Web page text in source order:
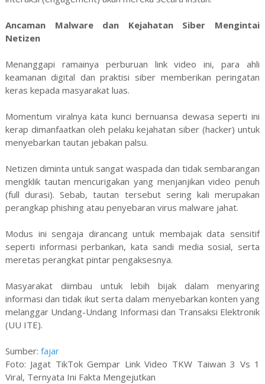
Ancaman Malware dan Kejahatan Siber Mengintai
Netizen
Menanggapi ramainya perburuan link video ini, para ahli
keamanan digital dan praktisi siber memberikan peringatan
keras kepada masyarakat luas.
Momentum viralnya kata kunci bernuansa dewasa seperti ini
kerap dimanfaatkan oleh pelaku kejahatan siber (hacker) untuk
menyebarkan tautan jebakan palsu.
Netizen diminta untuk sangat waspada dan tidak sembarangan
mengklik tautan mencurigakan yang menjanjikan video penuh
(full durasi). Sebab, tautan tersebut sering kali merupakan
perangkap phishing atau penyebaran virus malware jahat.
Modus ini sengaja dirancang untuk membajak data sensitif
seperti informasi perbankan, kata sandi media sosial, serta
meretas perangkat pintar pengaksesnya.
Masyarakat diimbau untuk lebih bijak dalam menyaring
informasi dan tidak ikut serta dalam menyebarkan konten yang
melanggar Undang-Undang Informasi dan Transaksi Elektronik
(UU ITE).
Sumber: fajar
Foto: Jagat TikTok Gempar Link Video TKW Taiwan 3 Vs 1
Viral, Ternyata Ini Fakta Mengejutkan